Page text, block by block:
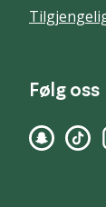
Følg oss